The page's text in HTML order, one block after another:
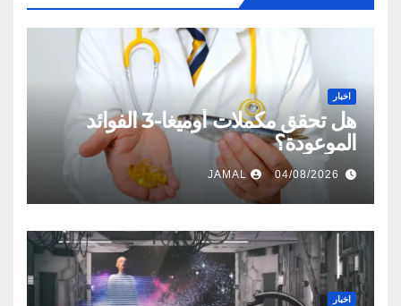
اخبار
هل تحقق مكملات أوميغا-3 الفوائد
الموعودة؟
04/08/2026
JAMAL
اخبار